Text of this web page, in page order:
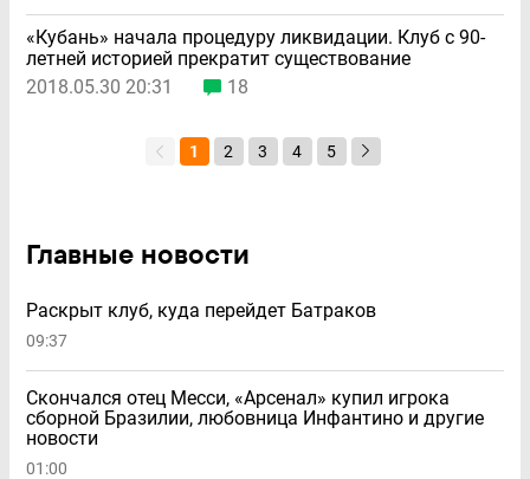
«Кубань» начала процедуру ликвидации. Клуб с 90-
летней историей прекратит существование
2018.05.30 20:31
18
1 2 3 4 5
Главные новости
Раскрыт клуб, куда перейдет Батраков
09:37
Скончался отец Месси, «Арсенал» купил игрока
сборной Бразилии, любовница Инфантино и другие
новости
01:00